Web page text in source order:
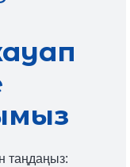
таңдаңыз: